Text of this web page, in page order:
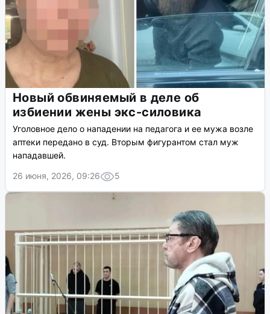
Новый обвиняемый в деле об
избиении жены экс-силовика
Уголовное дело о нападении на педагога и ее мужа возле
аптеки передано в суд. Вторым фигурантом стал муж
нападавшей.
26 июня, 2026, 09:26
5